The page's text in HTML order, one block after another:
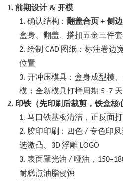
1. 前期设计 & 开模
1. 确认结构： 翻盖合页 + 侧
盒身、翻盖、搭扣五金三件套
2. 绘制 CAD 图纸：标注卷边
位置
3. 开冲压模具：盒身成型模
模；全新模具打样周期 5–7
2. 印铁（先印刷后裁剪，铁盒核
1. 马口铁基板清洁，正反面
2. 胶印印刷：四色 / 专色印
选激凸、 3D 浮雕 LOGO
3. 表面罩光油 / 哑油，
耐糕点油脂侵蚀